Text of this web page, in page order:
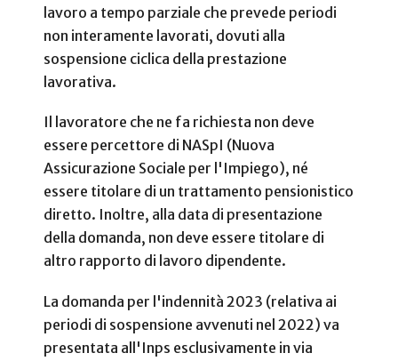
lavoro a tempo parziale che prevede periodi
non interamente lavorati, dovuti alla
sospensione ciclica della prestazione
lavorativa.
Il lavoratore che ne fa richiesta non deve
essere percettore di NASpI (Nuova
Assicurazione Sociale per l'Impiego), né
essere titolare di un trattamento pensionistico
diretto. Inoltre, alla data di presentazione
della domanda, non deve essere titolare di
altro rapporto di lavoro dipendente.
La domanda per l'indennità 2023 (relativa ai
periodi di sospensione avvenuti nel 2022) va
presentata all'Inps esclusivamente in via